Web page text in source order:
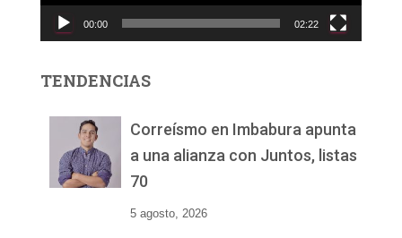
c
d
00:00 02:22
TENDENCIAS
Correísmo en Imbabura apunta
a una alianza con Juntos, listas
70
5 agosto, 2026